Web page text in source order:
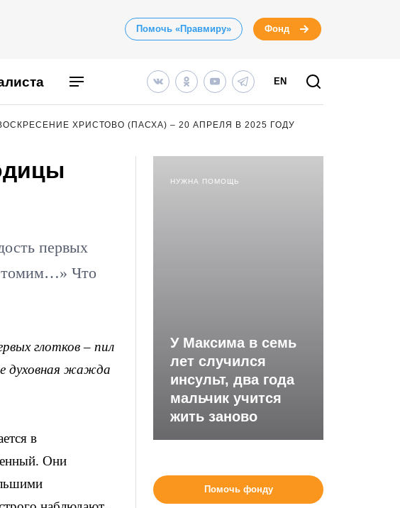
Помочь «Правмиру» Фонд
EN
ХРИСТОВО (ПАСХА) – 20 АПРЕЛЯ В 2025 ГОДУ
первых
томим…» Что
глотков – пил
духовная жажда
в
Они
НУЖНА ПОМОЩЬ
У Максима в семь
лет случился
инсульт, два года
мальчик учится
жить заново
Помочь фонду